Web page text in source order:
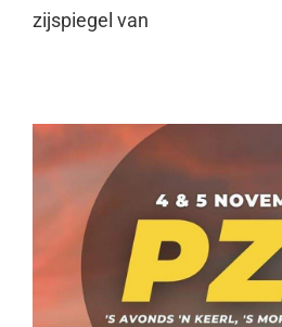
zijspiegel van